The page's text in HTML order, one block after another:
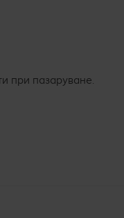
при пазаруване.